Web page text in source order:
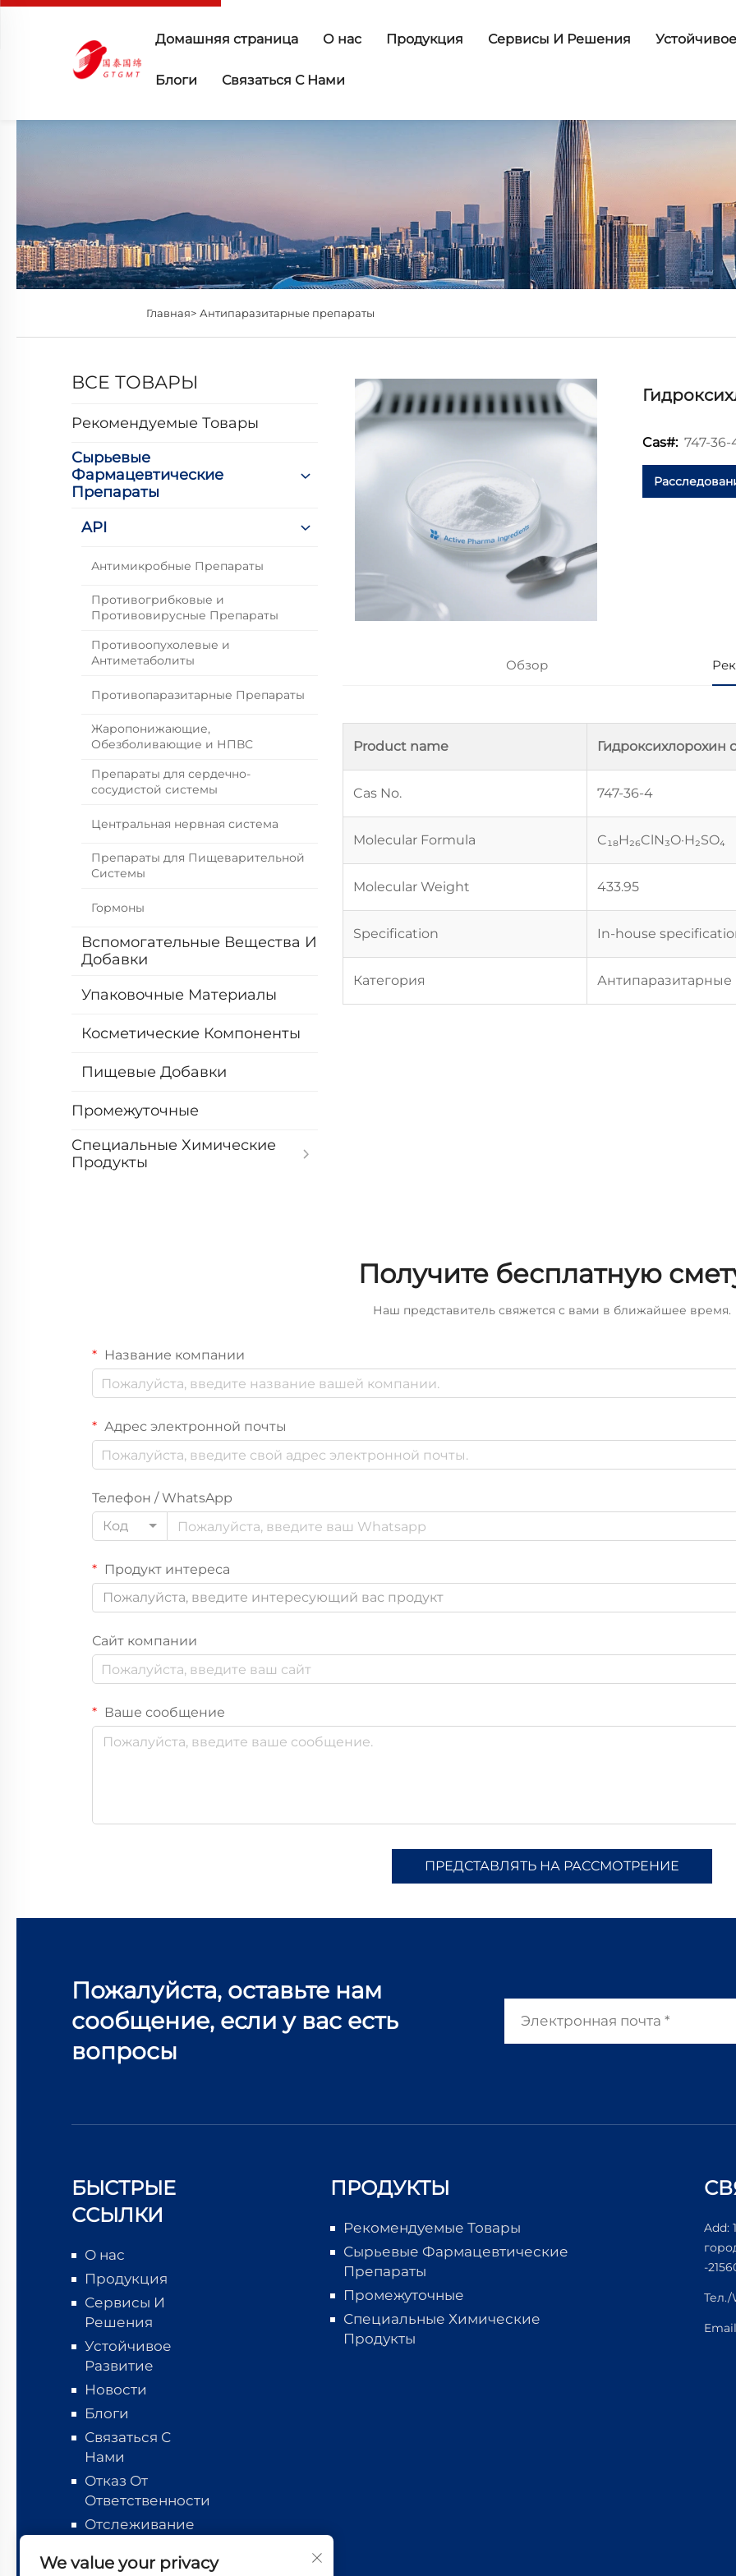
Домашняя страница О нас Продукция Сервисы И Решения
Блоги Связаться С Нами
Главная> Антипаразитарные препараты
ВСЕ ТОВАРЫ
Рекомендуемые Товары
Сырьевые
Фармацевтические
Препараты
API
Антимикробные Препараты
Противогрибковые и
Противовирусные Препараты
Противоопухолевые и
Антиметаболиты
Противопаразитарные Препараты
Жаропонижающие,
Обезболивающие и НПВС
Препараты для сердечно-
сосудистой системы
Центральная нервная система
Препараты для Пищеварительной
Системы
Гормоны
Вспомогательные Вещества И
Добавки
Упаковочные Материалы
Косметические Компоненты
Пищевые Добавки
Промежуточные
Специальные Химические
Продукты
Cas#: 747-36-
Обзор
Product name Гидроксихлорохин
Cas No. 747-36-4
Molecular Formula C₁₈H₂₆ClN₃O·H₂SO₄
Molecular Weight 433.95
Specification In-house
Категория Антипаразитарные
Получите бесплатную
Наш представитель свяжется с вами в ближайшее время.
Название компании
Адрес электронной почты
Телефон / WhatsApp
Код
Продукт интереса
Пожалуйста, введите интересующий вас продукт
Сайт компании
Ваше сообщение
ПРЕДСТАВЛЯТЬ НА РАССМОТРЕНИЕ
Пожалуйста, оставьте нам
сообщение, если у вас есть
вопросы
БЫСТРЫЕ
ССЫЛКИ
О нас
Продукция
Сервисы И
Решения
Устойчивое
Развитие
Новости
Блоги
Связаться С
Нами
Отказ От
Ответственности
Отслеживание
ПРОДУКТЫ
Рекомендуемые Товары
Сырьевые Фармацевтические
Препараты
Промежуточные
Специальные Химические
Продукты
Add:
-
Тел./
We value your privacy